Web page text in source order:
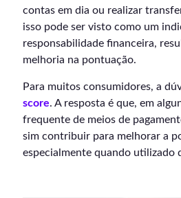
contas em dia ou realizar
isso pode ser visto como um
responsabilidade financeira,
melhoria na pontuação.
Para muitos consumidores, a
score. A resposta é que, em
frequente de meios de
sim contribuir para melhorar a
especialmente quando utilizado